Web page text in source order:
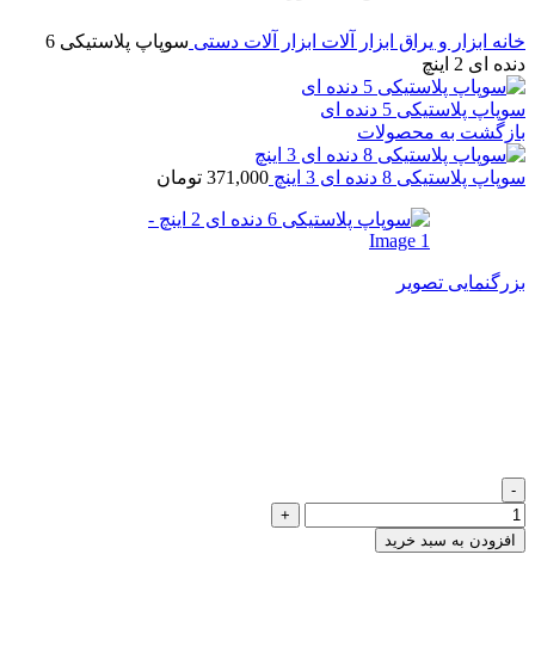
خانه ابزار و یراق ابزار آلات ابزار آلات دستی
سوپاپ پلاستیکی 6
دنده ای 2 اینچ
سوپاپ پلاستیکی 5 دنده ای
بازگشت به محصولات
سوپاپ پلاستیکی 8 دنده ای 3 اینچ 371,000 تومان
بزرگنمایی تصویر
افزودن به سبد خرید